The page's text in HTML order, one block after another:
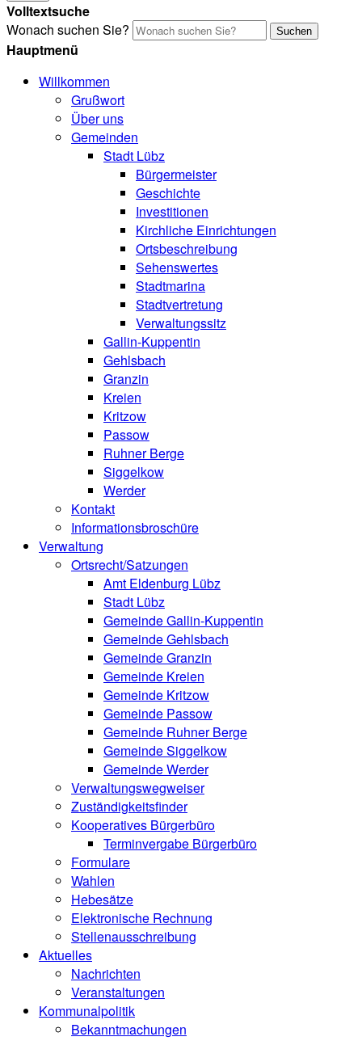
Volltextsuche
Wonach suchen Sie?
Suchen
Hauptmenü
Willkommen
Grußwort
Über uns
Gemeinden
Stadt Lübz
Bürgermeister
Geschichte
Investitionen
Kirchliche Einrichtungen
Ortsbeschreibung
Sehenswertes
Stadtmarina
Stadtvertretung
Verwaltungssitz
Gallin-Kuppentin
Gehlsbach
Granzin
Kreien
Kritzow
Passow
Ruhner Berge
Siggelkow
Werder
Kontakt
Informationsbroschüre
Verwaltung
Ortsrecht/Satzungen
Amt Eldenburg Lübz
Stadt Lübz
Gemeinde Gallin-Kuppentin
Gemeinde Gehlsbach
Gemeinde Granzin
Gemeinde Kreien
Gemeinde Kritzow
Gemeinde Passow
Gemeinde Ruhner Berge
Gemeinde Siggelkow
Gemeinde Werder
Verwaltungswegweiser
Zuständigkeitsfinder
Kooperatives Bürgerbüro
Terminvergabe Bürgerbüro
Formulare
Wahlen
Hebesätze
Elektronische Rechnung
Stellenausschreibung
Aktuelles
Nachrichten
Veranstaltungen
Kommunalpolitik
Bekanntmachungen